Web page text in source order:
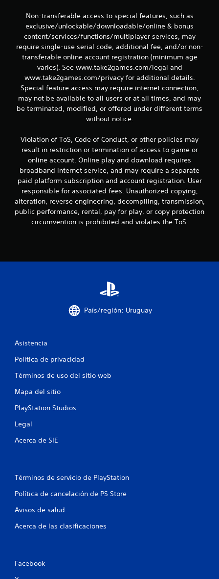
o
t
a
l
d
e
0
c
a
l
i
Non-transferable access to special features, such as
exclusive/unlockable/downloadable/online & bonus
content/services/functions/multiplayer services, may
require single-use serial code, additional fee, and/or non-
transferable online account registration (minimum age
varies). See www.take2games.com/legal and
www.take2games.com/privacy for additional details.
Special feature access may require internet connection,
may not be available to all users or at all times, and may
be terminated, modified, or offered under different terms
without notice.
Violation of ToS, Code of Conduct, or other policies may
result in restriction or termination of access to game or
online account. Online play and download requires
broadband internet service, and may require a separate
paid platform subscription and account registration. User
responsible for associated fees. Unauthorized copying,
alteration, reverse engineering, decompiling, transmission,
public performance, rental, pay for play, or copy protection
circumvention is prohibited and violates the ToS.
País/región: Uruguay
Asistencia
Política de privacidad
Términos de uso del sitio web
Mapa del sitio
PlayStation Studios
Legal
Acerca de SIE
Términos de servicio de PlayStation
Política de cancelación de PS Store
Avisos de salud
Acerca de las clasificaciones
Facebook